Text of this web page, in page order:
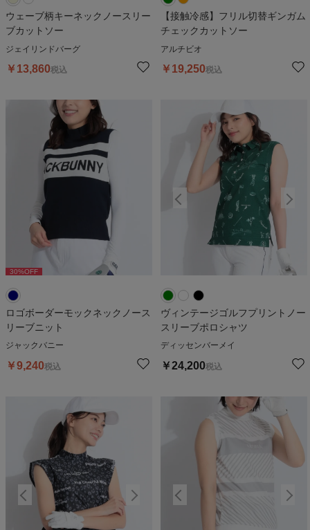
ウェーブ柄キーネックノースリー
ブカットソー
ジェイリンドバーグ
￥ 13,860税込
【接触冷感】フリル切替ギンガム
チェックカットソー
アルチビオ
￥ 19,250税込
30%OFF
ロゴボーダーモックネックノース
リーブニット
ジャックバニー
￥9,240税込
ヴィンテージゴルフプリントノー
スリーブポロシャツ
ディッセンバーメイ
￥24,200税込